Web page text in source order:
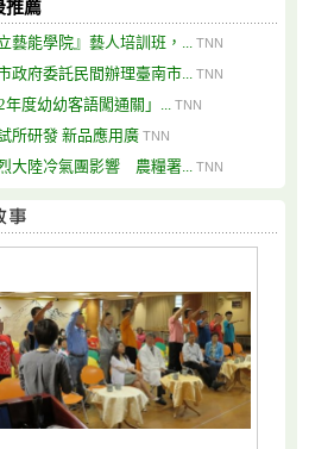
推薦
藝能學院』藝人培訓班，... TNN
政府委託民間辦理臺南市... TNN
年度幼幼客語闖通關」... TNN
所研發 新品應用廣 TNN
大陸冷氣團影響 農糧署... TNN